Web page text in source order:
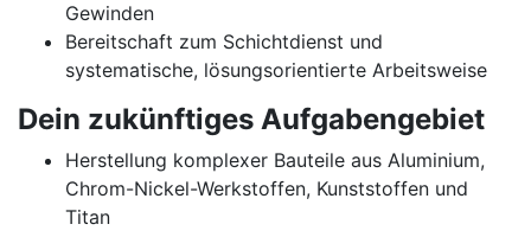
Gewinden
Bereitschaft zum Schichtdienst und
systematische, lösungsorientierte Arbeitsweise
Dein zukünftiges Aufgabengebiet
Herstellung komplexer Bauteile aus Aluminium,
Chrom-Nickel-Werkstoffen, Kunststoffen und
Titan